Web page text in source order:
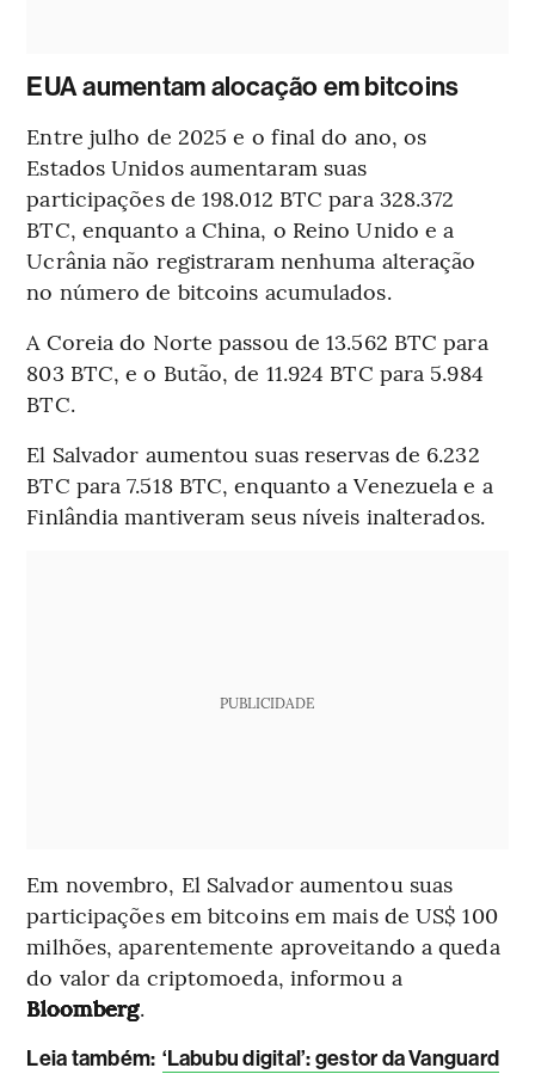
EUA aumentam alocação em bitcoins
Entre julho de 2025 e o final do ano, os
Estados Unidos aumentaram suas
participações de 198.012 BTC para 328.372
BTC, enquanto a China, o Reino Unido e a
Ucrânia não registraram nenhuma alteração
no número de bitcoins acumulados.
A Coreia do Norte passou de 13.562 BTC para
803 BTC, e o Butão, de 11.924 BTC para 5.984
BTC.
El Salvador aumentou suas reservas de 6.232
BTC para 7.518 BTC, enquanto a Venezuela e a
Finlândia mantiveram seus níveis inalterados.
PUBLICIDADE
Em novembro, El Salvador aumentou suas
participações em bitcoins em mais de US$ 100
milhões, aparentemente aproveitando a queda
do valor da criptomoeda, informou a
Bloomberg.
Leia também: ‘Labubu digital’: gestor da Vanguard